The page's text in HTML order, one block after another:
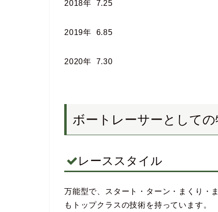
2018年 7.25
2019年 6.85
2020年 7.30
ボートレーサーとしての
レーススタイル
万能型で、スタート・ターン・まくり・
もトップクラスの技術を持っています。